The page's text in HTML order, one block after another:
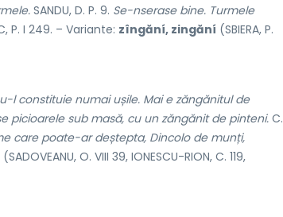
SANDU, D. P. 9. Se-nserase bine. Turmele
P. I 249. – Variante: zîngăní, zingăní (SBIERA, P.
l constituie numai ușile. Mai e zăngănitul de
picioarele sub masă, cu un zăngănit de pinteni. C.
care poate-ar deștepta, Dincolo de munți,
(SADOVEANU, O. VIII 39, IONESCU-RION, C. 119,